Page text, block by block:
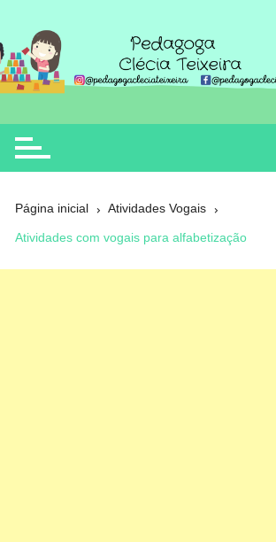
o
conteúdo
Clécia Teixeira
educação
Página inicial Atividades Vogais
Atividades com vogais para alfabetização